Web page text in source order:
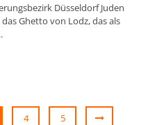
Düsseldorf Juden
Ghetto von Lodz, das als
4 5